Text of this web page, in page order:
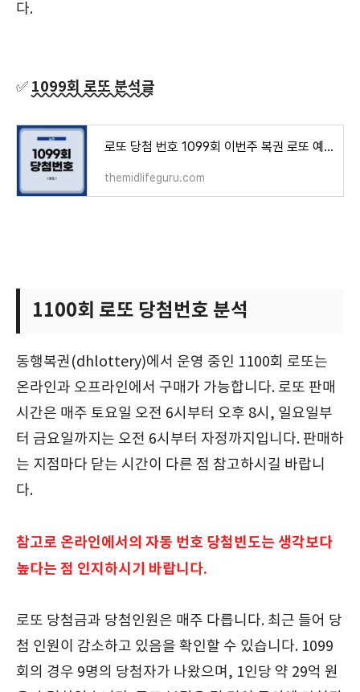
다.
✅ 1099회 로또 분석글
로또 당첨 번호 1099회 이번주 복권 로또 예상번호
themidlifeguru.com
1100회 로또 당첨번호 분석
동행복권(dhlottery)에서 운영 중인 1100회 로또는
온라인과 오프라인에서 구매가 가능합니다. 로또 판매
시간은 매주 토요일 오전 6시부터 오후 8시, 일요일부
터 금요일까지는 오전 6시부터 자정까지입니다. 판매하
는 지점마다 닫는 시간이 다른 점 참고하시길 바랍니
다.
참고로 온라인에서의 자동 번호 당첨빈도는 생각보다
높다는 점 인지하시기 바랍니다.
로또 당첨금과 당첨인원은 매주 다릅니다. 최근 들어 당
첨 인원이 감소하고 있음을 확인할 수 있습니다. 1099
회의 경우 9명의 당첨자가 나왔으며, 1인당 약 29억 원